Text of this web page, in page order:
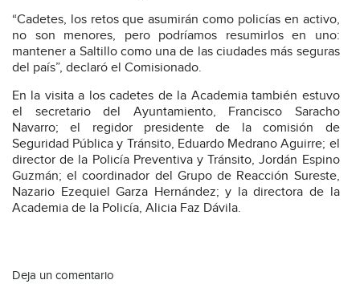
“Cadetes, los retos que asumirán como policías en activo,
no son menores, pero podríamos resumirlos en uno:
mantener a Saltillo como una de las ciudades más seguras
del país”, declaró el Comisionado.
En la visita a los cadetes de la Academia también estuvo
el secretario del Ayuntamiento, Francisco Saracho
Navarro; el regidor presidente de la comisión de
Seguridad Pública y Tránsito, Eduardo Medrano Aguirre; el
director de la Policía Preventiva y Tránsito, Jordán Espino
Guzmán; el coordinador del Grupo de Reacción Sureste,
Nazario Ezequiel Garza Hernández; y la directora de la
Academia de la Policía, Alicia Faz Dávila.
Deja un comentario